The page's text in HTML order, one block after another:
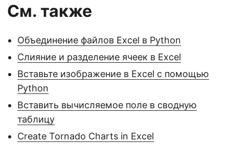
См. также
Объединение файлов Excel в Python
Слияние и разделение ячеек в Excel
Вставьте изображение в Excel с помощью
Python
Вставить вычисляемое поле в сводную
таблицу
Create Tornado Charts in Excel